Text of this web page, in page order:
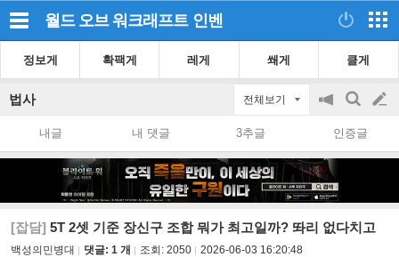
월드 오브 워크래프트 인벤
정보게 확팩게 레게 쐐게 클게
법사 전체보기
공
on/off
검
색
글
쓰
내글 내 댓글 3추글 인증글
[잡담] 5T 2셋 기준 장신구 조합 뭐가 최고일까? 똬리 없다치고
백성의민병대 댓글: 1 개 조회: 2050 2026-06-03 16:20:48